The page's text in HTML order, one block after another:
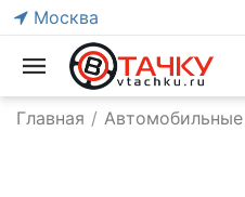
Москва
Главная /